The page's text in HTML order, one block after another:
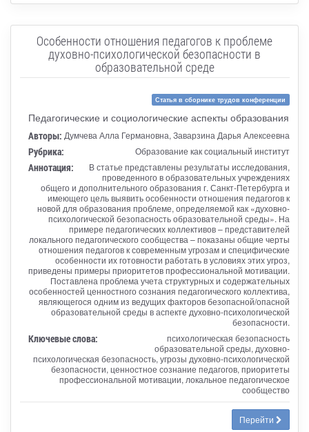
Особенности отношения педагогов к проблеме
духовно-психологической безопасности в
образовательной среде
Статья в сборнике трудов конференции
Педагогические и социологические аспекты образования
Авторы: Думчева Алла Германовна, Заварзина Дарья Алексеевна
Рубрика: Образование как социальный институт
Аннотация:
В статье представлены результаты исследования,
проведенного в образовательных учреждениях
общего и дополнительного образования г. Санкт-Петербурга и
имеющего цель выявить особенности отношения педагогов к
новой для образования проблеме, определяемой как «духовно-
психологической безопасность образовательной среды». На
примере педагогических коллективов – представителей
локального педагогического сообщества – показаны общие черты
отношения педагогов к современным угрозам и специфические
особенности их готовности работать в условиях этих угроз,
приведены примеры приоритетов профессиональной мотивации.
Поставлена проблема учета структурных и содержательных
особенностей ценностного сознания педагогического коллектива,
являющегося одним из ведущих факторов безопасной/опасной
образовательной среды в аспекте духовно-психологической
безопасности.
Ключевые слова:
психологическая безопасность
образовательной среды, духовно-
психологическая безопасность, угрозы духовно-психологической
безопасности, ценностное сознание педагогов, приоритеты
профессиональной мотивации, локальное педагогическое
сообщество
Перейти